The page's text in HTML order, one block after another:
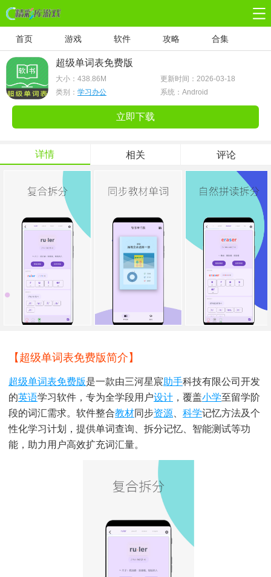
首页 游戏 软件 攻略 合集
超级单词表免费版
大小： 438.86M
更新时间：2026-03-18
类别： 学习办公 系统：Android
立即下载
详情 相关 评论
【超级单词表免费版简介】
超级单词表免费版是一款由三河星宸助手科技有限公司开发
的英语学习软件，专为全学段用户设计 ，覆盖小学至留学阶
段的词汇需求。软件整合教材同步资源 科学记忆方法及个
性化学习计划，提供单词查询、拆分记忆、智能测试等功
能，助力用户高效扩充词汇量。